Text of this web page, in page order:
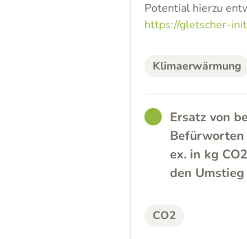
Potential hierzu
https://gletscher-
Klimaerwärmung
GOODErsatz von
Befürworten
ex. in kg
den
CO2